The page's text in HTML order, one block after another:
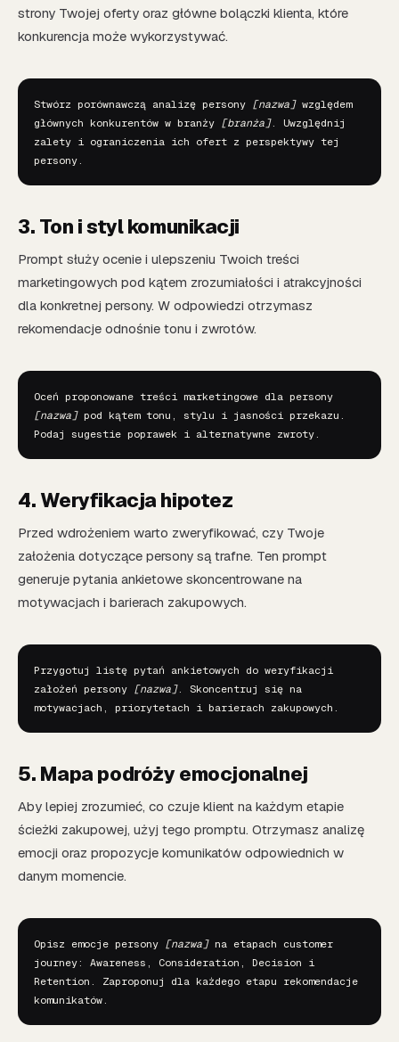
strony Twojej oferty oraz główne bolączki klienta, które
konkurencja może wykorzystywać.
Stwórz porównawczą analizę persony [nazwa] względem
głównych konkurentów w branży [branża]. Uwzględnij
zalety i ograniczenia ich ofert z perspektywy tej
persony.
3. Ton i styl komunikacji
Prompt służy ocenie i ulepszeniu Twoich treści
marketingowych pod kątem zrozumiałości i atrakcyjności
dla konkretnej persony. W odpowiedzi otrzymasz
rekomendacje odnośnie tonu i zwrotów.
[nazwa] pod kątem tonu, stylu i jasności przekazu.
Podaj sugestie poprawek i alternatywne zwroty.
4. Weryfikacja hipotez
Przed wdrożeniem warto zweryfikować, czy Twoje
założenia dotyczące persony są trafne. Ten prompt
generuje pytania ankietowe skoncentrowane na
motywacjach i barierach zakupowych.
Przygotuj listę pytań ankietowych do weryfikacji
założeń persony [nazwa]. Skoncentruj się na
motywacjach, priorytetach i barierach zakupowych.
5. Mapa podróży emocjonalnej
Aby lepiej zrozumieć, co czuje klient na każdym etapie
ścieżki zakupowej, użyj tego promptu. Otrzymasz analizę
emocji oraz propozycje komunikatów odpowiednich w
danym momencie.
Opisz emocje persony [nazwa] na etapach customer
journey: Awareness, Consideration, Decision i
Retention. Zaproponuj dla każdego etapu rekomendacje
komunikatów.